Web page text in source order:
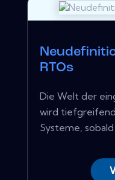
RTOs
Die Welt der
wird
Systeme, sobald